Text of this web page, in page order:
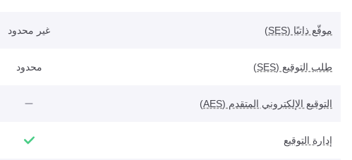
موقّع ذاتيًا (SES) غير محدود
طلب التوقيع (SES) محدود
التوقيع الإلكتروني المتقدم (AES)
إدارة التوقيع